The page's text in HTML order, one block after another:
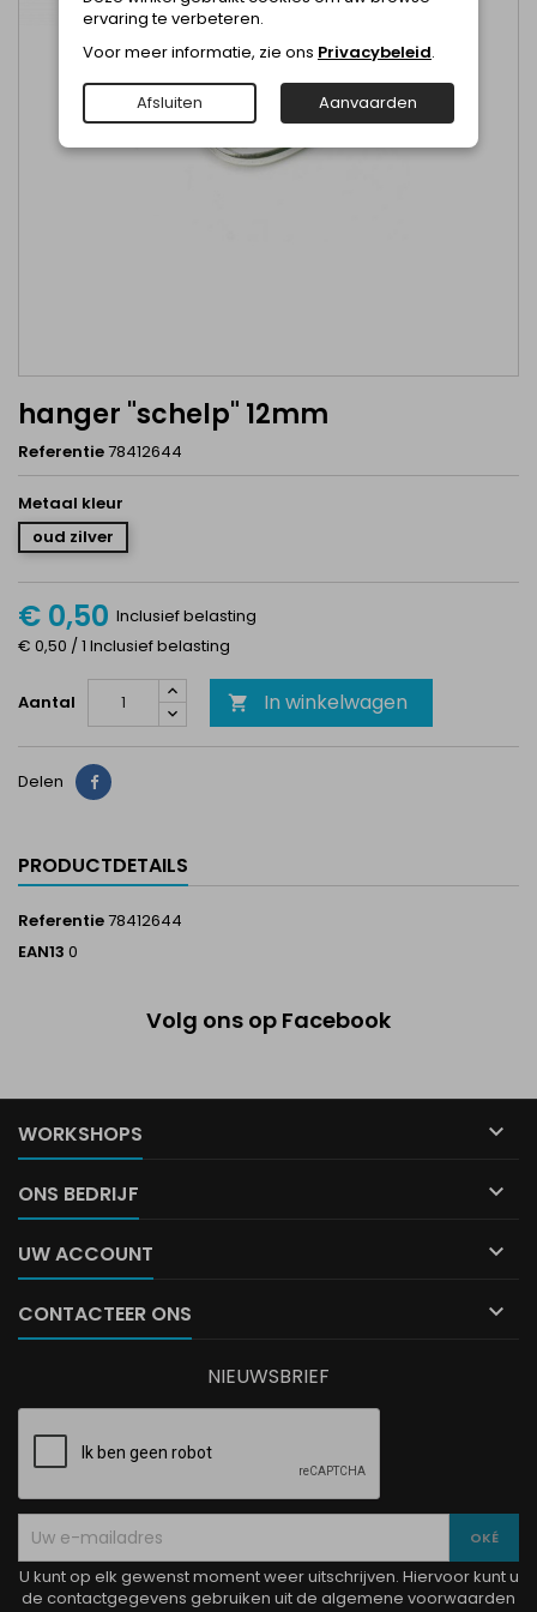
hanger "schelp" 12mm
Referentie78412644
Metaal kleur
oud zilver
€ 0,50 Inclusief belasting
€ 0,50 / 1 Inclusief belasting
Aantal  In winkelwagen
Delen Delen
PRODUCTDETAILS
Referentie78412644
EAN13 0
Volg ons op Facebook
WORKSHOPS 
ONS BEDRIJF 
UW ACCOUNT 
CONTACTEER ONS 
ervaring te verbeteren.
Voor meer informatie, zie ons Privacybeleid.
Afsluiten Aanvaarden
NIEUWSBRIEF
U kunt op elk gewenst moment weer uitschrijven. Hiervoor kunt u
de contactgegevens gebruiken uit de algemene voorwaarden